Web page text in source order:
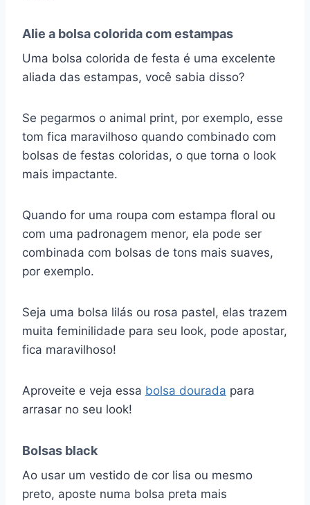
Alie a bolsa colorida com estampas
Uma bolsa colorida de festa é uma excelente
aliada das estampas, você sabia disso?
Se pegarmos o animal print, por exemplo, esse
tom fica maravilhoso quando combinado com
bolsas de festas coloridas, o que torna o look
mais impactante.
Quando for uma roupa com estampa floral ou
com uma padronagem menor, ela pode ser
combinada com bolsas de tons mais suaves,
por exemplo.
Seja uma bolsa lilás ou rosa pastel, elas trazem
muita feminilidade para seu look, pode apostar,
fica maravilhoso!
Aproveite e veja essa bolsa dourada para
arrasar no seu look!
Bolsas black
Ao usar um vestido de cor lisa ou mesmo
preto, aposte numa bolsa preta mais